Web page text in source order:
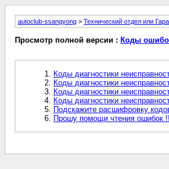
autoclub-ssangyong > Технический отдел или
Просмотр полной версии : Коды
Коды диагностики
Коды диагностики
Коды диагностики
Коды диагностики
Подскажите расшифровку
Прошу помощи чтения ошибок !!